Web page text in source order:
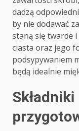
dadzą
by nie dodawać
staną się twarde
ciasta oraz jego
podsypywaniem
będą idealnie